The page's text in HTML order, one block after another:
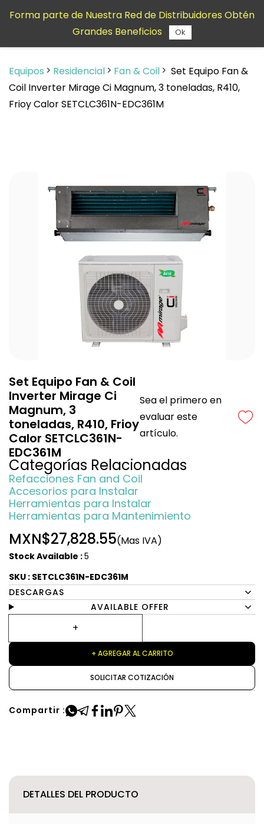
contenido
Equipos Residencial Fan & Coil
Set Equipo Fan &
Coil Inverter Mirage Ci Magnum, 3 toneladas, R410,
Frioy Calor SETCLC361N-EDC361M
Set Equipo Fan & Coil
Inverter Mirage Ci
Magnum, 3
toneladas, R410, Frioy
Calor SETCLC361N-
EDC361M
Sea el primero en
evaluar este
artículo.
Categorías Relacionadas
Refacciones Fan and Coil
Accesorios para Instalar
Herramientas para Instalar
Herramientas para Mantenimiento
MXN$27,828.55(Mas IVA)
Stock Available :5
SKU : SETCLC361N-EDC361M
DESCARGAS
AVAILABLE OFFER
+ AGREGAR AL CARRITO
SOLICITAR COTIZACIÓN
Compartir :
DETALLES DEL PRODUCTO
Forma parte de Nuestra Red de Distribuidores Obtén
Grandes Beneficios
Ok